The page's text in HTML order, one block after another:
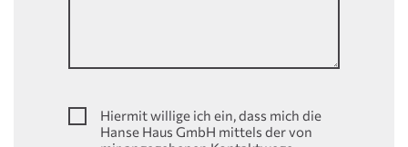
Hiermit willige ich ein, dass mich die
Hanse Haus GmbH mittels der von